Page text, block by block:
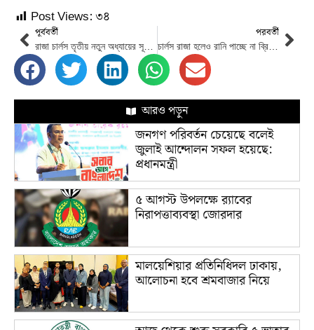
Post Views:৩৪
পূর্ববর্তী পরবর্তী
চার্লস রাজা হলেও রানি পাচ্ছে না ব্রিটেন
আরও পড়ুন
জনগণ পরিবর্তন চেয়েছে বলেই
জুলাই আন্দোলন সফল হয়েছে:
প্রধানমন্ত্রী
৫ আগস্ট উপলক্ষে র‌্যাবের
নিরাপত্তাব্যবস্থা জোরদার
মালয়েশিয়ার প্রতিনিধিদল ঢাকায়,
আলোচনা হবে শ্রমবাজার নিয়ে